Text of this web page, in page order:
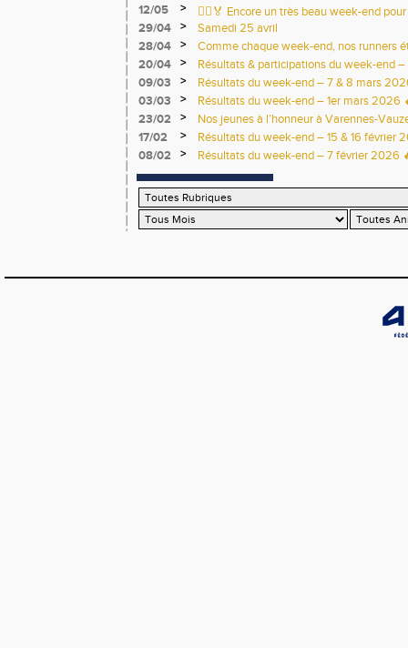
12/05
>
🏃‍♂️🏅 Encore un très beau week-end
29/04
>
Samedi 25 avril
28/04
>
Comme chaque week-end, nos runners
20/04
>
Résultats & participations du week-end
09/03
>
Résultats du week-end – 7 & 8 mars
03/03
>
Résultats du week-end – 1er mars 2026
23/02
>
Nos jeunes à l’honneur à Varennes-
17/02
>
Résultats du week-end – 15 & 16 février
08/02
> Résultats du week-end – 7 février 2026